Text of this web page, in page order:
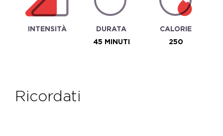
INTENSITÀ
DURATA
45 MINUTI
CALORIE
250
ricordati